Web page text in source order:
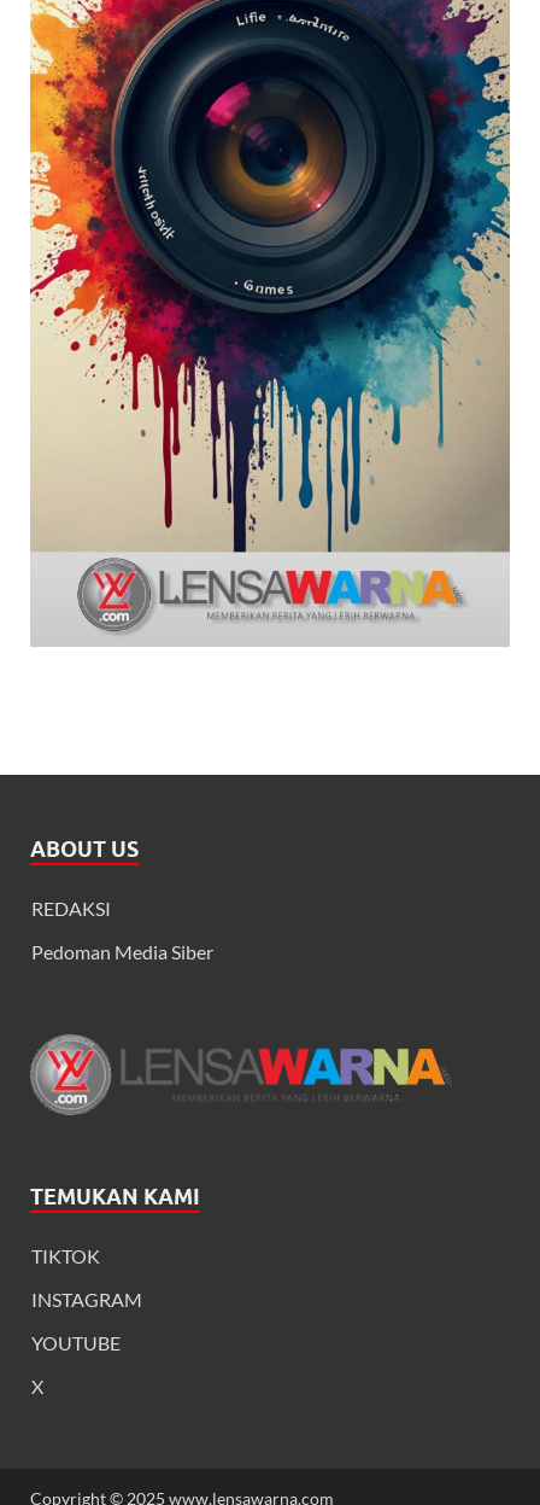
ABOUT US
REDAKSI
Pedoman Media Siber
TEMUKAN KAMI
TIKTOK
INSTAGRAM
YOUTUBE
X
Copyright © 2025 www.lensawarna.com